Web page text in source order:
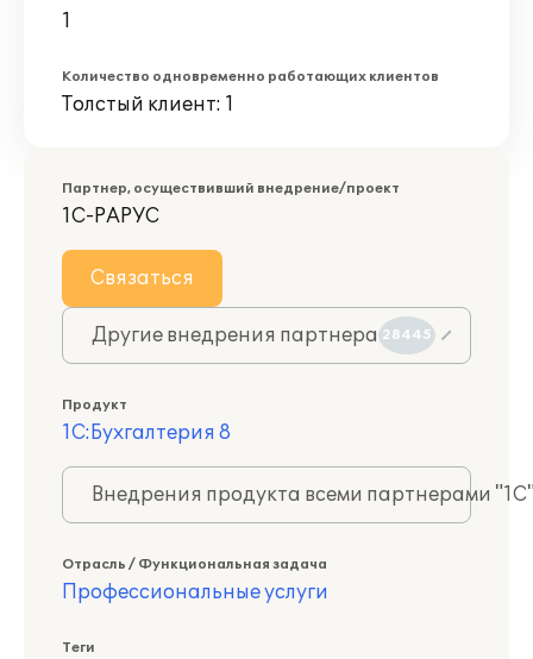
1
Количество одновременно работающих клиентов
Толстый клиент: 1
Партнер, осуществивший внедрение/проект
1С-РАРУС
Связаться
Другие внедрения партнера 28445
Продукт
1С:Бухгалтерия 8
Внедрения продукта всеми партнерами
Отрасль / Функциональная задача
Профессиональные услуги
Теги